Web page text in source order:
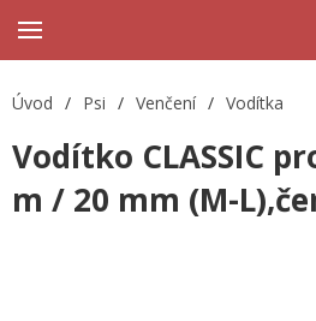
Úvod / Psi / Venčení / Vodítka
Vodítko CLASSIC
m / 20 mm (M-